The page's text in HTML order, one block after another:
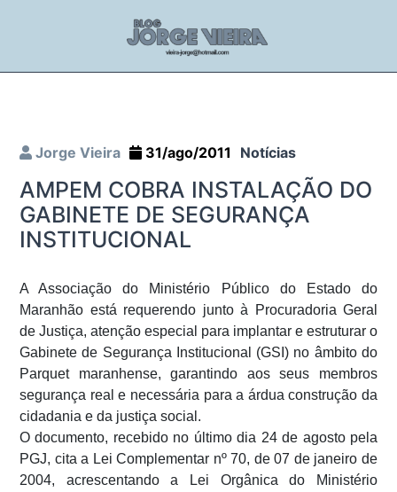
Jorge Vieira 31/ago/2011 Notícias
AMPEM COBRA INSTALAÇÃO DO
GABINETE DE SEGURANÇA
INSTITUCIONAL
A Associação do Ministério Público do Estado do
Maranhão está requerendo junto à Procuradoria Geral
de Justiça, atenção especial para implantar e estruturar o
Gabinete de Segurança Institucional (GSI) no âmbito do
Parquet maranhense, garantindo aos seus membros
segurança real e necessária para a árdua construção da
cidadania e da justiça social.
O documento, recebido no último dia 24 de agosto pela
PGJ, cita a Lei Complementar nº 70, de 07 de janeiro de
2004, acrescentando a Lei Orgânica do Ministério